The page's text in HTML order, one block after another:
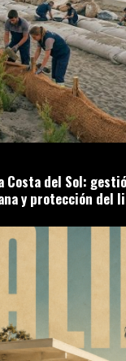
Costa del Sol:
y protección del